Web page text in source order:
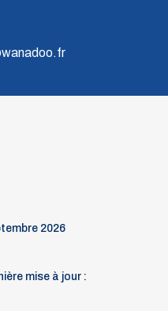
2026
mise à jour :